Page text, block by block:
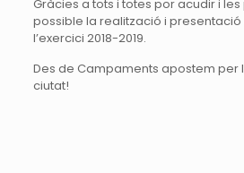
Gràcies a tots i totes por acudir i
possible la realització i
l’exercici 2018-2019.
Des de Campaments apostem per
ciutat!